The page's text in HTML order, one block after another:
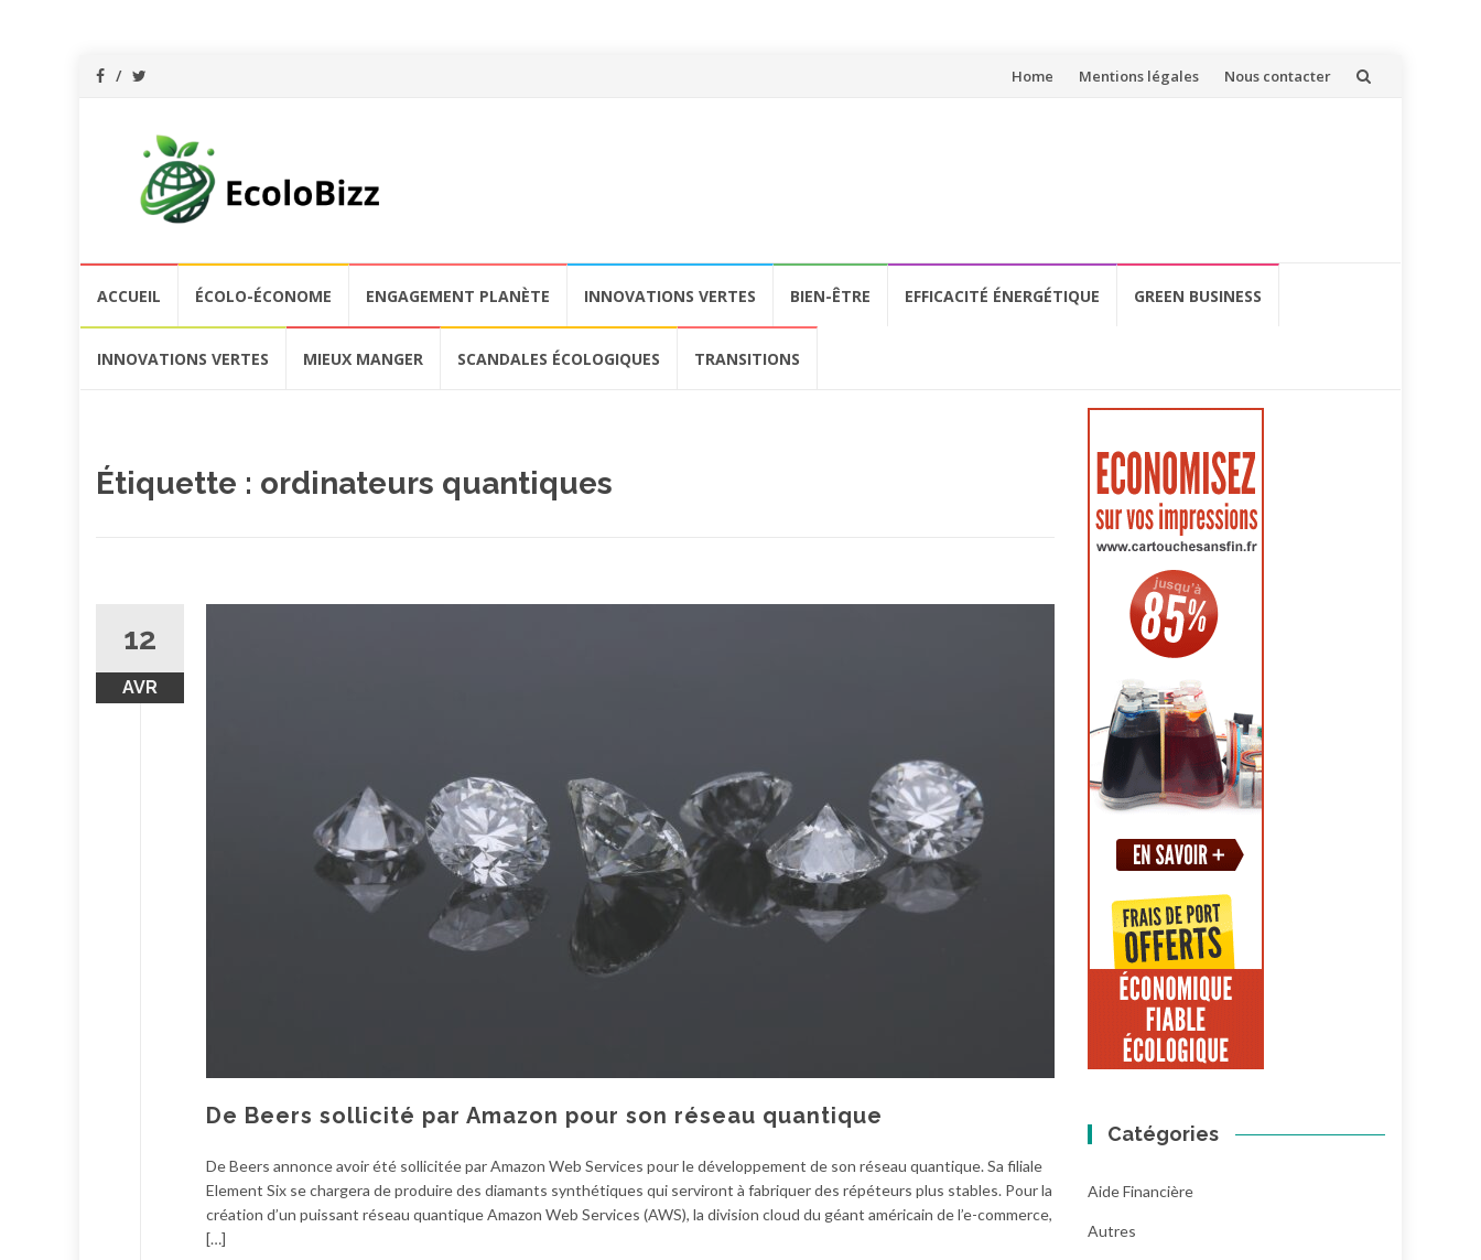
Aller
Home Mentions légales Nous contacter
contenu
ACCUEIL ÉCOLO-ÉCONOME ENGAGEMENT PLANÈTE INNOVATIONS VERTES BIEN-ÊTRE EFFICACITÉ ÉNERGÉTIQUE GREEN BUSINESS
INNOVATIONS VERTES MIEUX MANGER SCANDALES ÉCOLOGIQUES TRANSITIONS
Étiquette : ordinateurs quantiques
12
AVR
De Beers sollicité par Amazon pour son réseau quantique
De Beers annonce avoir été sollicitée par Amazon Web Services pour le développement de son réseau quantique. Sa filiale
Element Six se chargera de produire des diamants synthétiques qui serviront à fabriquer des répéteurs plus stables. Pour la
création d’un puissant réseau quantique Amazon Web Services (AWS), la division cloud du géant américain de l’e-commerce,
[…]
Catégories
Aide Financière
Autres